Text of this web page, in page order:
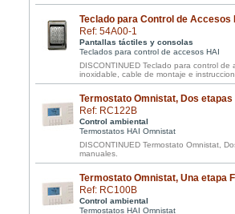
Teclado para Control de Accesos
Ref: 54A00-1
Pantallas táctiles y consolas
Teclados para control de accesos HAI
DISCONTINUED Teclado para control
inoxidable, cable de montaje e
Termostato Omnistat, Dos
Ref: RC122B
Control ambiental
Termostatos HAI Omnistat
DISCONTINUED Termostato Omnistat,
manuales.
Termostato Omnistat, Una etapa
Ref: RC100B
Control ambiental
Termostatos HAI Omnistat